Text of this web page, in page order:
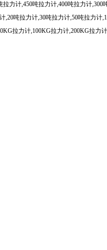
拉力计,450吨拉力计,400吨拉力计,300
,20吨拉力计,30吨拉力计,50吨拉力计,
拉力计,100KG拉力计,200KG拉力